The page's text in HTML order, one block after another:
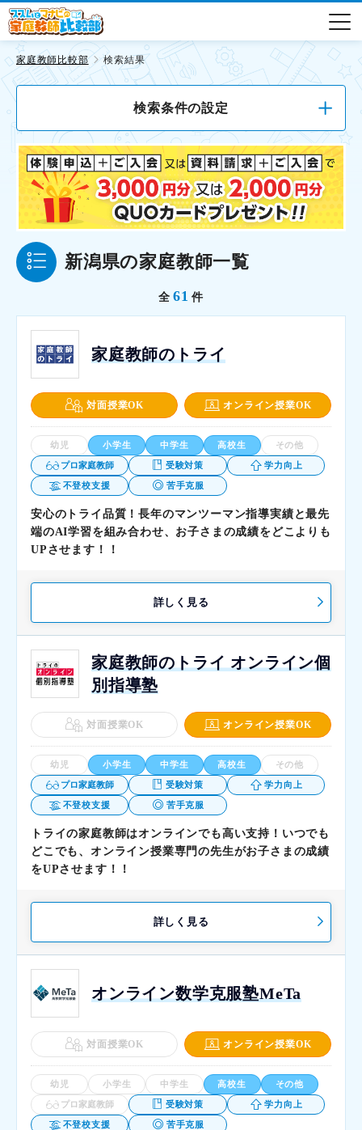
家庭教師比較部 検索結果
検索条件の設定
新潟県の家庭教師一覧
全 61 件
家庭教師のトライ
対面授業OK オンライン授業OK
幼児 小学生 中学生 高校生 その他
プロ家庭教師 受験対策 学力向上
不登校支援 苦手克服
安心のトライ品質！長年のマンツーマン指導実績と最先
端のAI学習を組み合わせ、お子さまの成績をどこよりも
UPさせます！！
詳しく見る
家庭教師のトライ オンライン個
別指導塾
対面授業OK オンライン授業OK
幼児 小学生 中学生 高校生 その他
プロ家庭教師 受験対策 学力向上
不登校支援 苦手克服
トライの家庭教師はオンラインでも高い支持！いつでも
どこでも、オンライン授業専門の先生がお子さまの成績
をUPさせます！！
詳しく見る
オンライン数学克服塾MeTa
対面授業OK オンライン授業OK
幼児 小学生 中学生 高校生 その他
プロ家庭教師 受験対策 学力向上
不登校支援 苦手克服